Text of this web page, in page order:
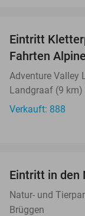
Eintritt
Fahrten
Adventure Valley
Landgraaf (9 km)
Verkauft: 888
Eintritt in den
Natur- und
Brüggen